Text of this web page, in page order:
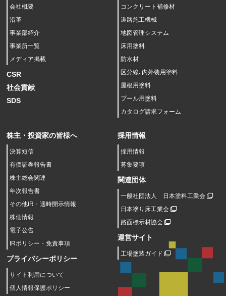
会社概要
沿革
事業部紹介
事業所一覧
メディア掲載
CSR
社会貢献
SDS
コンクリート補修材
道路施工機械
地図管理システム
床用塗料
防水材
区分線､内外装用塗料
屋根用塗料
プール用塗料
カタログ請求フォーム
株主・投資家の皆様へ
決算短信
有価証券報告書
株主総会関連
年次報告書
その他IR・適時開示情報
株価情報
電子公告
IRポリシー・免責事項
プライバシーポリシー
サイト利用について
個人情報保護ポリシー
採用情報
採用情報
募集要項
関連団体
一般社団法人 日本塗料工業会
日本塗り床工業会
路面標示材協会
運営サイト
工場塗装ガイド